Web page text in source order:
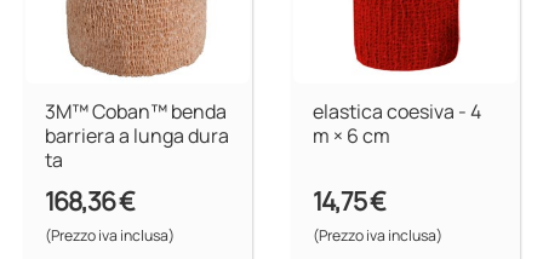
3M™ Coban™ benda
barriera a lunga dura
ta
168,36 €
(Prezzo iva inclusa)
elastica coesiva - 4
m × 6 cm
14,75 €
(Prezzo iva inclusa)